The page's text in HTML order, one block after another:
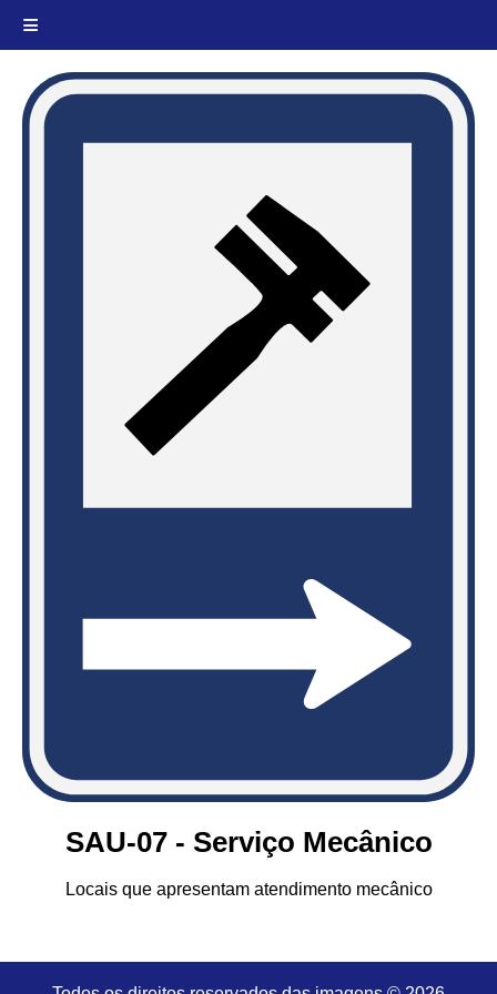
SAU-07 - Serviço Mecânico
Locais que apresentam atendimento mecânico